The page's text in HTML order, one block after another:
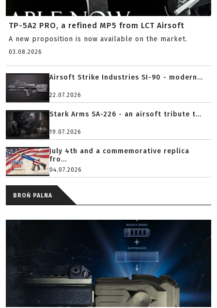
TP-5A2 PRO, a refined MP5 from LCT Airsoft
A new proposition is now available on the market.
03.08.2026
Airsoft Strike Industries SI-90 - modern...
22.07.2026
Stark Arms SA-226 - an airsoft tribute t...
19.07.2026
July 4th and a commemorative replica
fro...
04.07.2026
BROŃ PALNA